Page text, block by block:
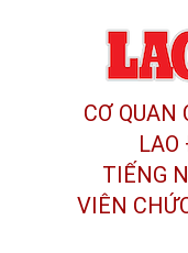
CƠ QUAN
LAO
TIẾNG
VIÊN